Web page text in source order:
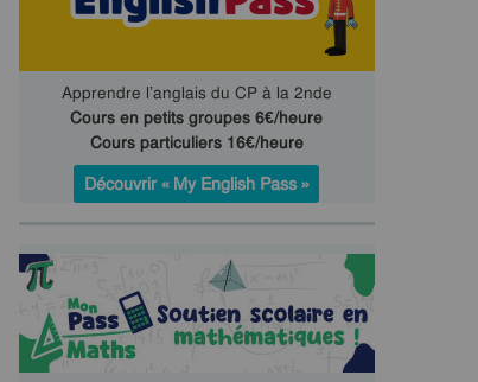
Apprendre l’anglais du CP à la 2nde
Cours en petits groupes 6€/heure
Cours particuliers 16€/heure
Découvrir « My English Pass »